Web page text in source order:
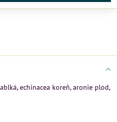
echinacea koreň, aronie plod,